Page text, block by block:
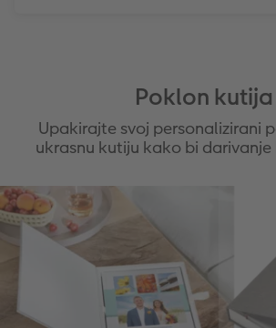
Poklon kutija
Upakirajte svoj personalizirani
ukrasnu kutiju kako bi darivanje